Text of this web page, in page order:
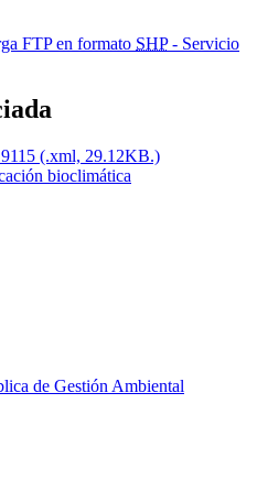
FTP en formato SHP - Servicio
(.xml, 29.12KB.)
bioclimática
de Gestión Ambiental